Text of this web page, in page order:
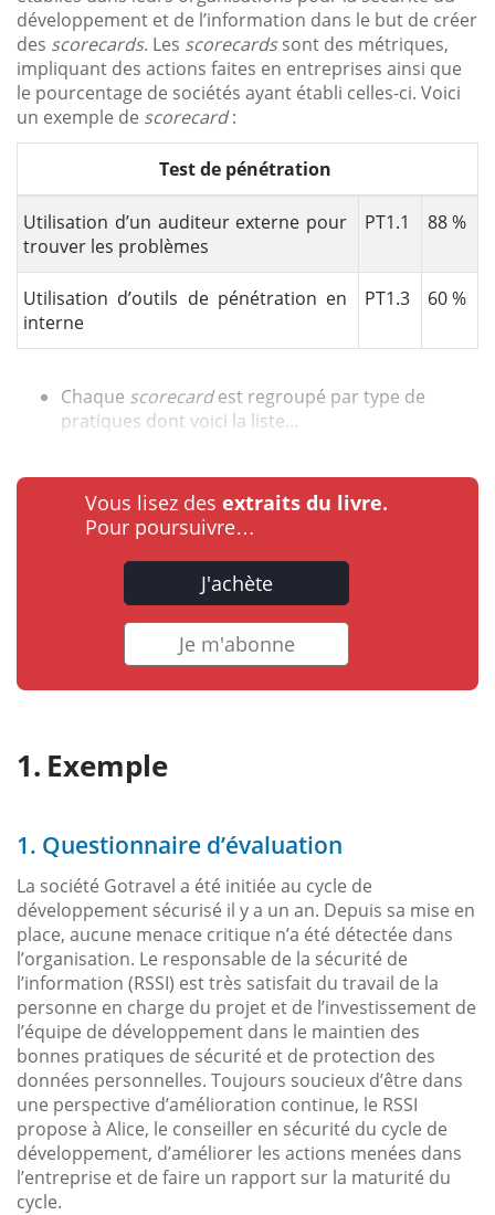
développement et de l’information dans le but de créer
des scorecards. Les scorecardssont des métriques,
impliquant des actions faites en entreprises ainsi que
le pourcentage de sociétés ayant établi celles-ci. Voici
un exemple de scorecard:
Test de pénétration
Utilisation d’un auditeur externe pour
trouver les problèmes
PT1.1 88 %
Utilisation d’outils de pénétration en
interne
PT1.3 60 %
Chaque scorecardest regroupé par type de
pratiques dont voici la liste...
Vous lisez des extraits du livre.
Pour poursuivre…
J'achète
Je m'abonne
Exemple
1. Questionnaire d’évaluation
La société Gotravel a été initiée au cycle de
développement sécurisé il y a un an. Depuis sa mise en
place, aucune menace critique n’a été détectée dans
l’organisation. Le responsable de la sécurité de
l’information (RSSI) est très satisfait du travail de la
personne en charge du projet et de l’investissement de
l’équipe de développement dans le maintien des
bonnes pratiques de sécurité et de protection des
données personnelles. Toujours soucieux d’être dans
une perspective d’amélioration continue, le RSSI
propose à Alice, le conseiller en sécurité du cycle de
développement, d’améliorer les actions menées dans
l’entreprise et de faire un rapport sur la maturité du
cycle.